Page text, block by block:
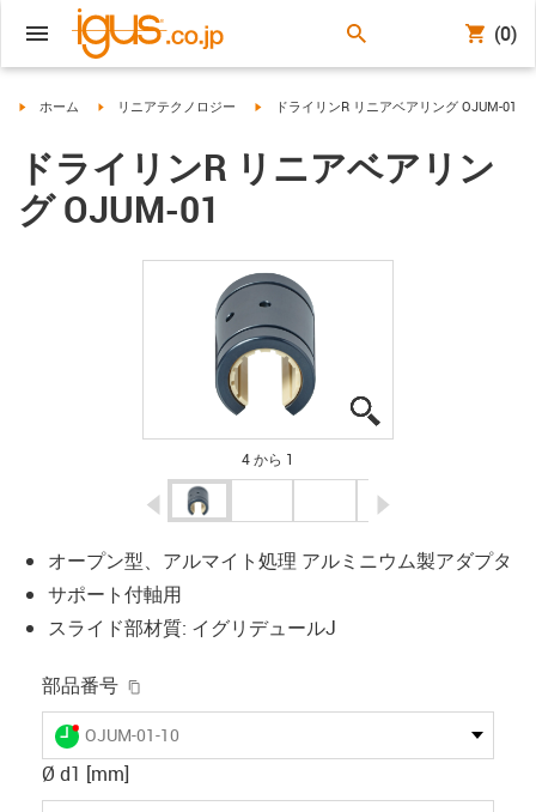
(0)
igus-icon-arrow-right
ホーム igus-icon-arrow-right
リニアテクノロジー igus-icon-arrow-right
ドライリンR リニアベアリング OJUM-01
ドライリンR リニアベアリン
グ OJUM-01
4 から 1
igus-icon-arrow-left
オープン型、アルマイト処理 アルミニウム製アダプタ
サポート付軸用
スライド部材質: イグリデュールJ
部品番号
igus-icon-lieferzeit-dot
OJUM-01-10
Ø d1 [mm]